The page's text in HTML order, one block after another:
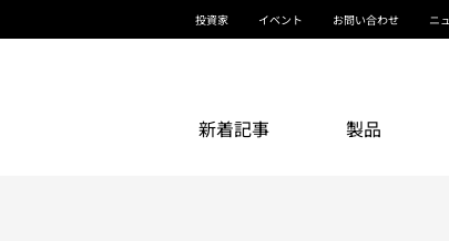
投資家 イベント お問い合わせ ニ
新着記事 製品